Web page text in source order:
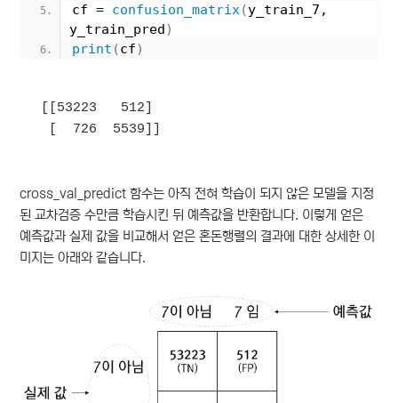
cf = confusion_matrix(y_train_7,
y_train_pred)
print (cf)
[[53223   512]
cross_val_predict 함수는 아직 전혀 학습이 되지 않은 모델을 지정
된 교차검증 수만큼 학습시킨 뒤 예측값을 반환합니다. 이렇게 얻은
예측값과 실제 값을 비교해서 얻은 혼돈행렬의 결과에 대한 상세한 이
미지는 아래와 같습니다.